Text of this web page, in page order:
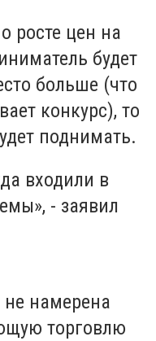
росте цен на
будет
больше (что
конкурс), то
поднимать.
входили в
- заявил
не намерена
торговлю